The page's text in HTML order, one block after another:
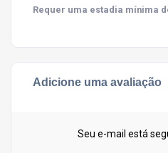
Requer uma estadia mínima
Adicione uma avaliação
Seu e-mail está